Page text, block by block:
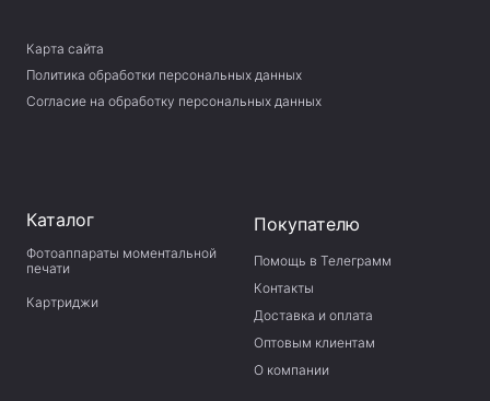
Карта сайта
Политика обработки персональных данных
Согласие на обработку персональных данных
Каталог
Фотоаппараты моментальной
печати
Картриджи
Покупателю
Помощь в Телеграмм
Контакты
Доставка и оплата
Оптовым клиентам
О компании